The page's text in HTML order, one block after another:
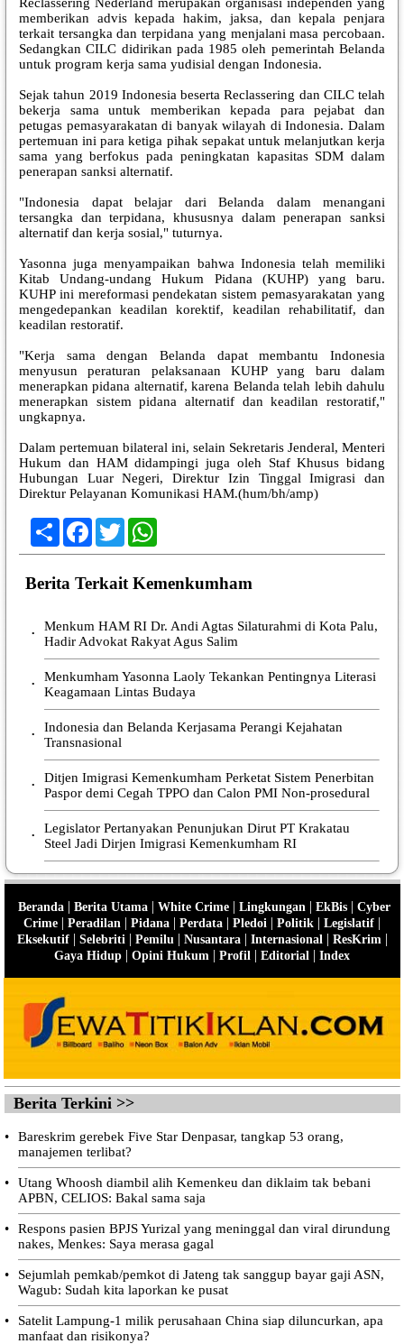
memberikan advis kepada hakim, jaksa, dan kepala penjara
terkait tersangka dan terpidana yang menjalani masa percobaan.
Sedangkan CILC didirikan pada 1985 oleh pemerintah Belanda
untuk program kerja sama yudisial dengan Indonesia.
Sejak tahun 2019 Indonesia beserta Reclassering dan CILC telah
bekerja sama untuk memberikan kepada para pejabat dan
petugas pemasyarakatan di banyak wilayah di Indonesia. Dalam
pertemuan ini para ketiga pihak sepakat untuk melanjutkan kerja
sama yang berfokus pada peningkatan kapasitas SDM dalam
penerapan sanksi alternatif.
"Indonesia dapat belajar dari Belanda dalam menangani
tersangka dan terpidana, khususnya dalam penerapan sanksi
alternatif dan kerja sosial," tuturnya.
Yasonna juga menyampaikan bahwa Indonesia telah memiliki
Kitab Undang-undang Hukum Pidana (KUHP) yang baru.
KUHP ini mereformasi pendekatan sistem pemasyarakatan yang
mengedepankan keadilan korektif, keadilan rehabilitatif, dan
keadilan restoratif.
"Kerja sama dengan Belanda dapat membantu Indonesia
menyusun peraturan pelaksanaan KUHP yang baru dalam
menerapkan pidana alternatif, karena Belanda telah lebih dahulu
menerapkan sistem pidana alternatif dan keadilan restoratif,"
ungkapnya.
Dalam pertemuan bilateral ini, selain Sekretaris Jenderal, Menteri
Hukum dan HAM didampingi juga oleh Staf Khusus bidang
Hubungan Luar Negeri, Direktur Izin Tinggal Imigrasi dan
Direktur Pelayanan Komunikasi HAM.(hum/bh/amp)
ShareFacebook
TwitterWhatsApp
Berita Terkait Kemenkumham
•
Menkum HAM RI Dr. Andi Agtas Silaturahmi di Kota Palu,
Hadir Advokat Rakyat Agus Salim
•
Menkumham Yasonna Laoly Tekankan Pentingnya Literasi
Keagamaan Lintas Budaya
•
Indonesia dan Belanda Kerjasama Perangi Kejahatan
Transnasional
•
Ditjen Imigrasi Kemenkumham Perketat Sistem Penerbitan
Paspor demi Cegah TPPO dan Calon PMI Non-prosedural
•
Legislator Pertanyakan Penunjukan Dirut PT Krakatau
Steel Jadi Dirjen Imigrasi Kemenkumham RI
Beranda| Berita Utama| White Crime| Lingkungan | EkBis| Cyber
Crime | Peradilan | Pidana | Perdata | Pledoi | Politik | Legislatif |
Eksekutif| Selebriti | Pemilu | Nusantara| Internasional | ResKrim |
Gaya Hidup | Opini Hukum | Profil | Editorial | Index
Berita Terkini >>
•
Bareskrim gerebek Five Star Denpasar, tangkap 53 orang,
manajemen terlibat?
•
Utang Whoosh diambil alih Kemenkeu dan diklaim tak bebani
APBN, CELIOS: Bakal sama saja
•
Respons pasien BPJS Yurizal yang meninggal dan viral dirundung
nakes, Menkes: Saya merasa gagal
•
Sejumlah pemkab/pemkot di Jateng tak sanggup bayar gaji ASN,
Wagub: Sudah kita laporkan ke pusat
•
Satelit Lampung-1 milik perusahaan China siap diluncurkan, apa
manfaat dan risikonya?